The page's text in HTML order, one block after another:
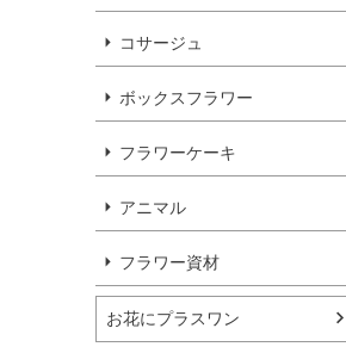
コサージュ
ボックスフラワー
フラワーケーキ
アニマル
フラワー資材
お花にプラスワン